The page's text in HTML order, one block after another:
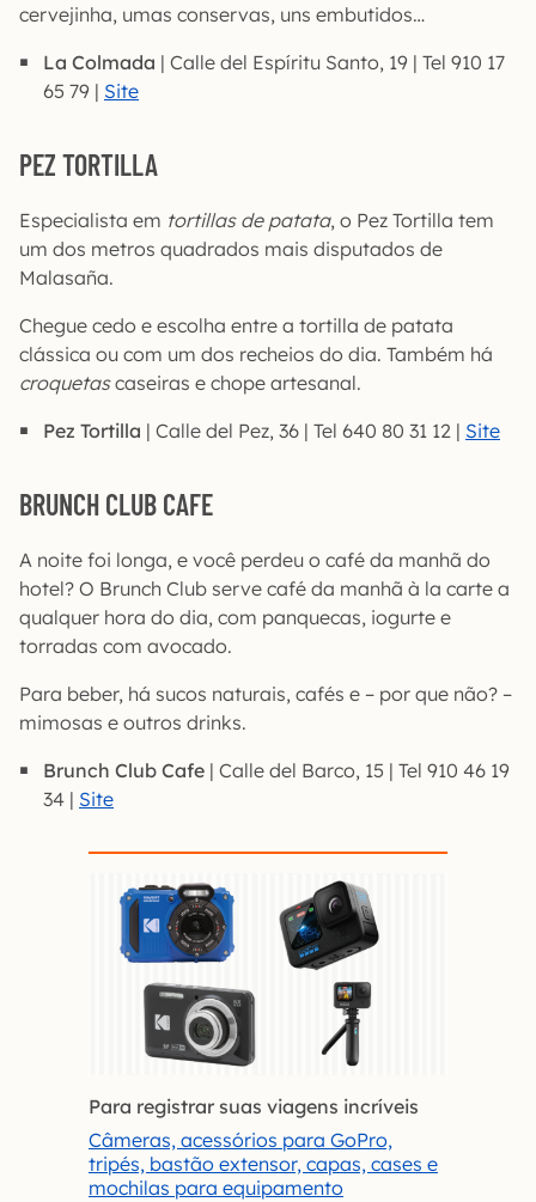
cervejinha, umas conservas, uns embutidos…
La Colmada | Calle del Espíritu Santo, 19 | Tel 910 17
65 79 | Site
PEZ TORTILLA
Especialista em tortillas de patata, o Pez Tortilla tem
um dos metros quadrados mais disputados de
Malasaña.
Chegue cedo e escolha entre a tortilla de patata
clássica ou com um dos recheios do dia. Também há
croquetascaseiras e chope artesanal.
Pez Tortilla | Calle del Pez, 36 | Tel 640 80 31 12 | Site
BRUNCH CLUB CAFE
A noite foi longa, e você perdeu o café da manhã do
hotel? O Brunch Club serve café da manhã à la carte a
qualquer hora do dia, com panquecas, iogurte e
torradas com avocado.
Para beber, há sucos naturais, cafés e – por que não? –
mimosas e outros drinks.
Brunch Club Cafe | Calle del Barco, 15 | Tel 910 46 19
34 | Site
Para registrar suas viagens incríveis
Câmeras, acessórios para GoPro,
tripés, bastão extensor, capas, cases e
mochilas para equipamento